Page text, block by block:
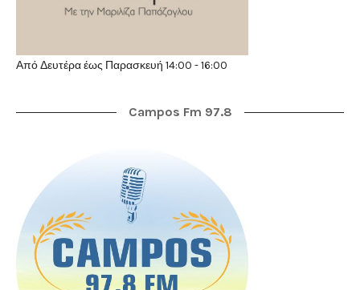
Από Δευτέρα έως Παρασκευή 14:00 - 16:00
Campos Fm 97.8